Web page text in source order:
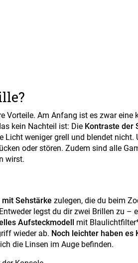
Vorteile. Am Anfang ist es zwar
kein Nachteil ist: Die Kontraste der
weniger grell und blendet nicht.
oder stören. Zudem sind alle
wirst.
Sehstärke zulegen, die du beim
legst du dir zwei Brillen zu –
Aufsteckmodell mit
wieder ab. Noch leichter haben es
die Linsen im Auge befinden.